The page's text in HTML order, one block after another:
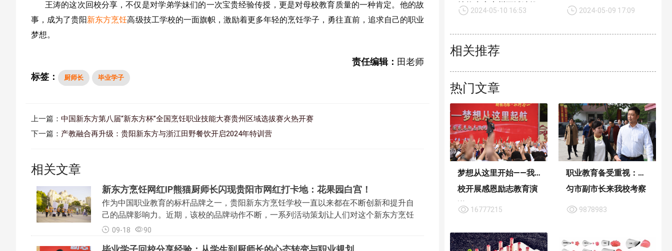
王涛的这次回校分享，不仅是对学弟学妹们的一次宝贵经验传授，更是对母校教育质量的一种肯定。他的故
事，成为了贵阳新东方烹饪高级技工学校的一面旗帜，激励着更多年轻的烹饪学子，勇往直前，追求自己的职业
梦想。
责任编辑： 田老师
标签：
厨师长 毕业学子
上一篇： 中国新东方第八届“新东方杯”全国烹饪职业技能大赛贵州区域选拔赛火热开赛
下一篇： 产教融合再升级：贵阳新东方与浙江田野餐饮开启2024年特训营
相关文章
新东方烹饪网红IP熊猫厨师长闪现贵阳市网红打卡地：花果园白宫！
作为中国职业教育的标杆品牌之一，贵阳新东方烹饪学校一直以来都在不断创新和提升自
己的品牌影响力。近期，该校的品牌动作不断，一系列活动策划让人们对这个新东方烹饪
品牌更
09-18 90
技能大赛贵州区域选拔
2024-05-10 16:53 2024-05-09 17:09
相关推荐
热门文章
梦想从这里开始——我
校开展感恩励志教育演
说
16777215
职业教育备受重视：都
匀市副市长来我校考察
9878983